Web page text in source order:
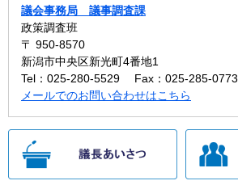
議会事務局 議事調査課
政策調査班
〒 950-8570
新潟市中央区新光町4番地1
Tel：025-280-5529
Fax：025-285-0773
メールでのお問い合わせはこちら